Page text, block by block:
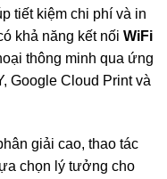
tiết kiệm chi phí và in
khả năng kết nối WiFi
thông minh qua ứng
Google Cloud Print và
giải cao, thao tác
chọn lý tưởng cho